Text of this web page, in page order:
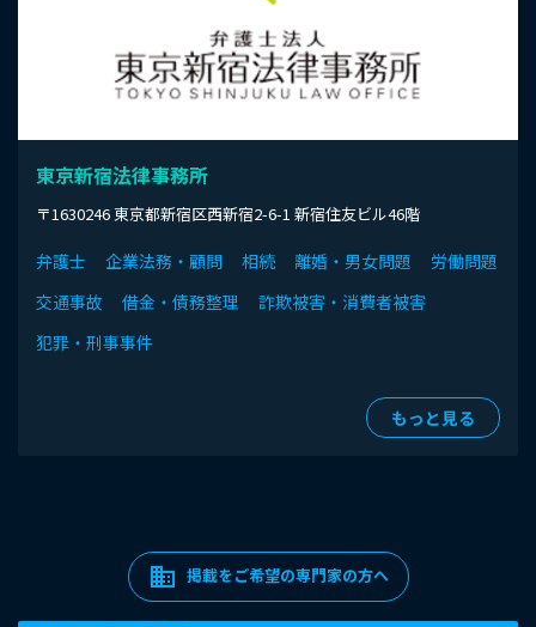
東京新宿法律事務所
〒1630246 東京都新宿区西新宿2-6-1 新宿住友ビル46階
弁護士 企業法務・顧問 相続 離婚・男女問題
労働問題
交通事故
借金・債務整理
詐欺被害・消費者被害
犯罪・刑事事件
もっと見る
domain 掲載をご希望の専門家の方へ